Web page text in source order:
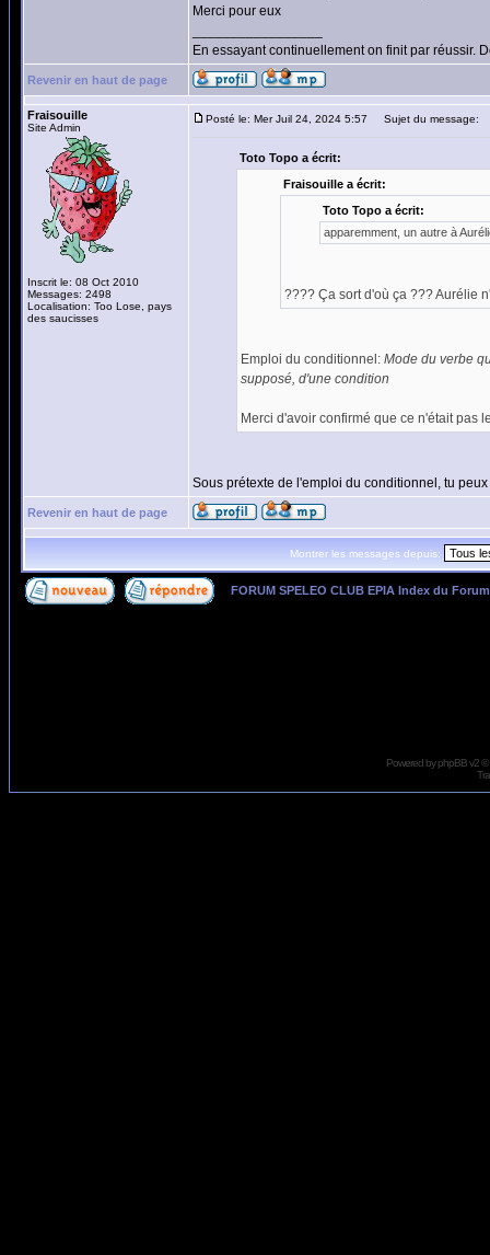
Merci pour eux
En essayant continuellement on finit par réussir.
Revenir en haut de page
Fraisouille
Site Admin
Inscrit le: 08 Oct 2010
Messages: 2498
Localisation: Too Lose, pays
des saucisses
Posté le: Mer Juil 24, 2024 5:57 Sujet du message:
Toto Topo a écrit:
Fraisouille a écrit:
Toto Topo a écrit:
apparemment, un autre à
???? Ça sort d'où ça ??? Aurélie
Emploi du conditionnel: Mode du verbe
supposé, d'une condition
Merci d'avoir confirmé que ce n'était pas
Sous prétexte de l'emploi du conditionnel, tu
Revenir en haut de page
Montrer les messages depuis:
FORUM SPELEO CLUB EPIA Index du Forum
Powered byphpBBv2 ©